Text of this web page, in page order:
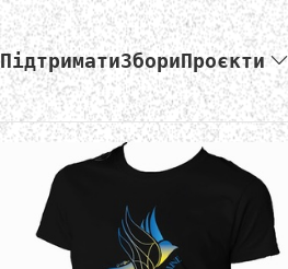
ПідтриматиЗбориПроєкти